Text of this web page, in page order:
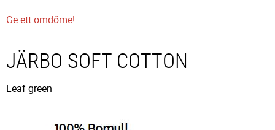
Ge ett omdöme!
JÄRBO SOFT COTTON
Leaf green